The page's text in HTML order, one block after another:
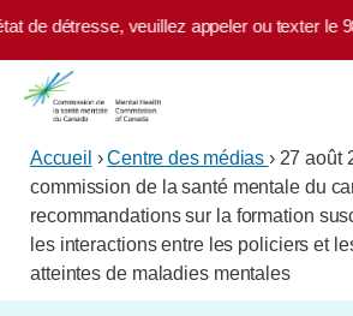
Skip to main content
détresse, veuillez appeler ou texter le 988
Accueil ›Centre des médias › 27 août
commission de la santé mentale du
recommandations sur la formation
les interactions entre les policiers et
atteintes de maladies mentales